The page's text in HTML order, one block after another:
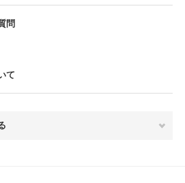
問
て